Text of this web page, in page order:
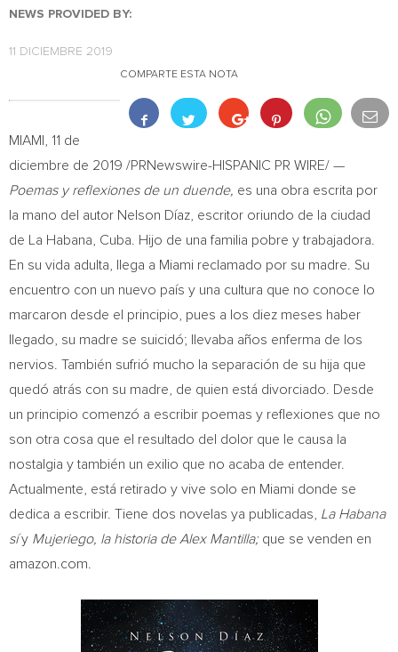
NEWS PROVIDED BY:
11 DICIEMBRE 2019
COMPARTE ESTA NOTA
MIAMI
, 11 de
diciembre de 2019 /PRNewswire-HISPANIC PR WIRE/ —
Poemas y reflexiones de un duende, es una obra escrita por
la mano del autor Nelson Díaz, escritor oriundo de la ciudad
de La Habana, Cuba . Hijo de una familia pobre y trabajadora.
En su vida adulta, llega a Miami reclamado por su madre. Su
encuentro con un nuevo país y una cultura que no conoce lo
marcaron desde el principio, pues a los diez meses haber
llegado, su madre se suicidó; llevaba años enferma de los
nervios. También sufrió mucho la separación de su hija que
quedó atrás con su madre, de quien está divorciado. Desde
un principio comenzó a escribir poemas y reflexiones que no
son otra cosa que el resultado del dolor que le causa la
nostalgia y también un exilio que no acaba de entender.
Actualmente, está retirado y vive solo en Miami donde se
dedica a escribir. Tiene dos novelas ya publicadas, La Habana
síy Mujeriego, la historia de Alex Mantilla;que se venden en
amazon.com.